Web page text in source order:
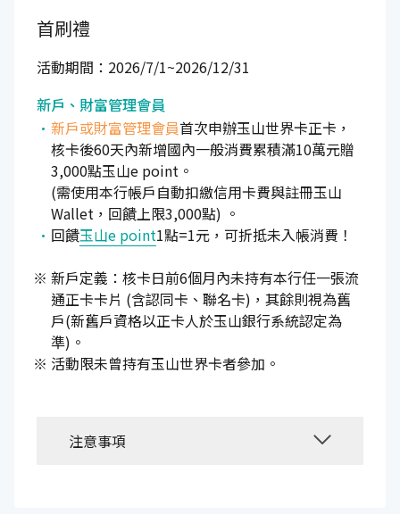
首刷禮
活動期間：2026/7/1~2026/12/31
新戶、財富管理會員
新戶或財富管理會員首次申辦玉山世界卡正卡，
核卡後60天內新增國內一般消費累積滿10萬元贈
3,000點玉山e point。
(需使用本行帳戶自動扣繳信用卡費與註冊玉山
Wallet，回饋上限3,000點) 。
回饋玉山e point1點=1元，可折抵未入帳消費！
新戶定義：核卡日前6個月內未持有本行任一張流
通正卡卡片 (含認同卡、聯名卡)，其餘則視為舊
戶(新舊戶資格以正卡人於玉山銀行系統認定為
準)。
活動限未曾持有玉山世界卡者參加。
注意事項